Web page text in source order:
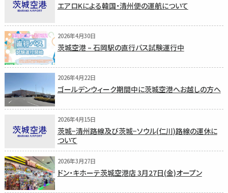
エアロKによる韓国・清州便の運航について
2026年4月30日
茨城空港 – 石岡駅の直行バス試験運行中
2026年4月22日
ゴールデンウィーク期間中に茨城空港へお越しの方へ
2026年4月15日
茨城−清州路線及び茨城−ソウル(仁川)路線の運休に
ついて
2026年3月27日
ドン・キホーテ茨城空港店 3月27日(金)オープン